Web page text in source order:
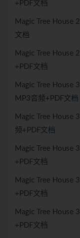
+PDF文档
Magic Tree House
文档
Magic Tree House
+PDF文档
Magic Tree House
MP3音频+PDF文档
Magic Tree House
频+PDF文档
Magic Tree House
+PDF文档
Magic Tree House
+PDF文档
Magic Tree House
+PDF文档